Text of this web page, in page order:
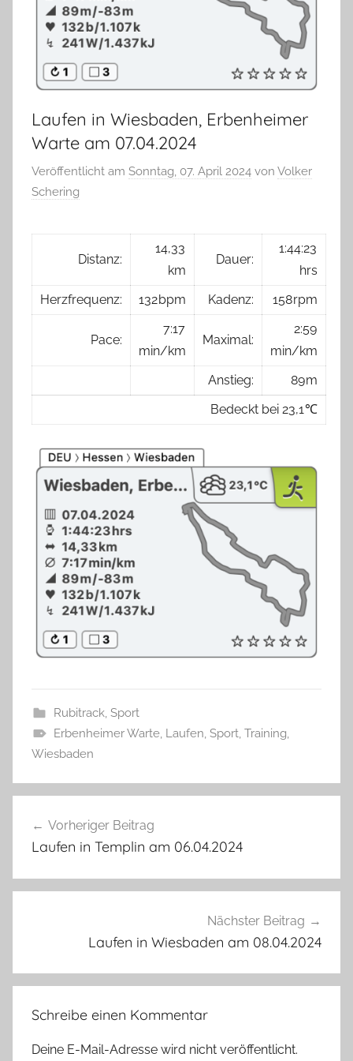
Laufen in Wiesbaden, Erbenheimer
Warte am 07.04.2024
Veröffentlicht am Sonntag, 07. April 2024 von Volker
Schering
Distanz:
14,33
km
Dauer:
1:44:23
hrs
Herzfrequenz:
132 bpm Kadenz: 158 rpm
Pace:
7:17
min/km
Maximal:
2:59
min/km
Anstieg:
89 m
Bedeckt bei 23,1 ℃
Rubitrack, Sport
Erbenheimer Warte, Laufen, Sport, Training,
Wiesbaden
Vorheriger Beitrag
Laufen in Templin am 06.04.2024
Nächster Beitrag
Laufen in Wiesbaden am 08.04.2024
Schreibe einen Kommentar
Deine E-Mail-Adresse wird nicht veröffentlicht.